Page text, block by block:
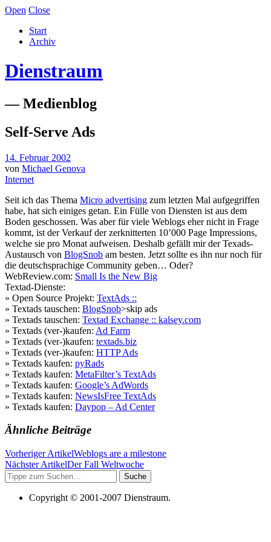
Open Close
Start
Archiv
Dienstraum
— Medienblog
Self-Serve Ads
14. Februar 2002
von Michael Genova
Internet
Seit ich das Thema Micro advertising zum letzten Mal aufgegriffen
habe, hat sich einiges getan. Ein Fülle von Diensten ist aus dem
Boden geschossen. Was aber für viele Weblogs eher nicht in Frage
kommt, ist der Verkauf der zerknitterten 10’000 Page Impressions,
welche sie pro Monat aufweisen. Deshalb gefällt mir der Texads-
Austausch von BlogSnob am besten. Jetzt sollte es ihn nur noch für
die deutschsprachige Community geben… Oder?
WebReview.com: Small Is the New Big
Textad-Dienste:
» Open Source Projekt: TextAds ::
» Textads tauschen: BlogSnob>skip ads
» Textads tauschen: Textad Exchange :: kalsey.com
» Textads (ver-)kaufen: Ad Farm
» Textads (ver-)kaufen: textads.biz
» Textads (ver-)kaufen: HTTP Ads
» Textads kaufen: pyRads
» Textads kaufen: MetaFilter’s TextAds
» Textads kaufen: Google’s AdWords
» Textads kaufen: NewsIsFree TextAds
» Textads kaufen: Daypop – Ad Center
Ähnliche Beiträge
Vorheriger ArtikelWeblogs are a milestone
Nächster ArtikelDer Fall Weltwoche
Suche
Copyright © 2001-2007 Dienstraum.